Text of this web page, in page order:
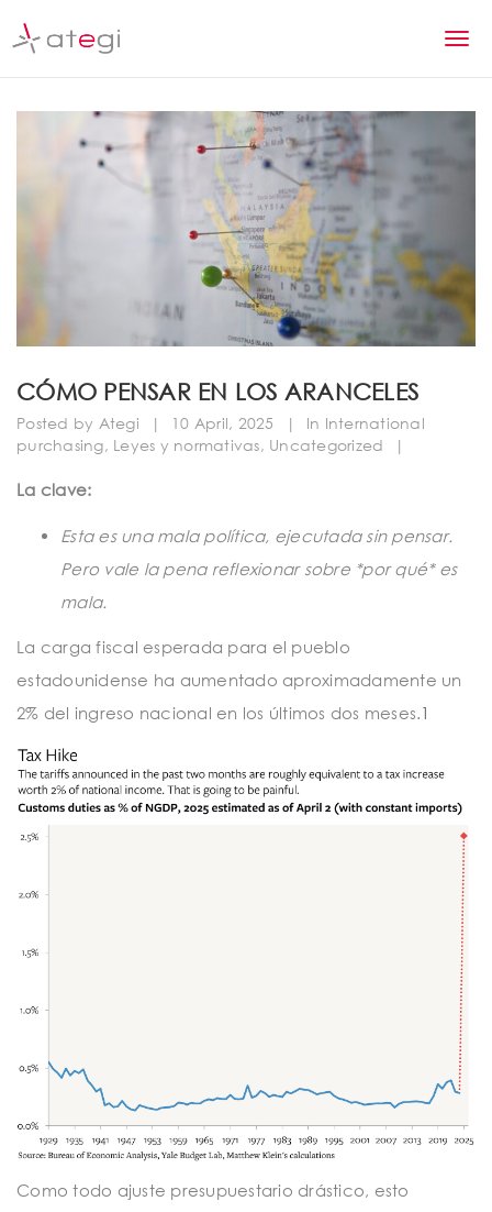
T
n
a
v
o
CÓMO PENSAR EN LOS ARANCELES
Posted by Ategi | 10 April, 2025 | In International
purchasing, Leyes y normativas, Uncategorized |
La clave:
Esta es una mala política, ejecutada sin pensar.
Pero vale la pena reflexionar sobre *por qué* es
mala.
La carga fiscal esperada para el pueblo
estadounidense ha aumentado aproximadamente un
2% del ingreso nacional en los últimos dos meses.1
Como todo ajuste presupuestario drástico, esto